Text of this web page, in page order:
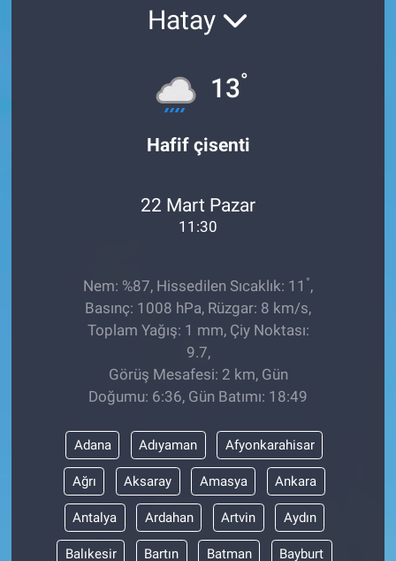
Hatay
13°
Hafif çisenti
22 Mart Pazar
11:30
Nem: %87, Hissedilen Sıcaklık: 11 °,
Basınç: 1008 hPa, Rüzgar: 8 km/s,
Toplam Yağış: 1 mm, Çiy Noktası:
9.7,
Görüş Mesafesi: 2 km, Gün
Doğumu: 6:36, Gün Batımı: 18:49
Adana Adıyaman Afyonkarahisar
Ağrı Aksaray Amasya Ankara
Antalya Ardahan Artvin Aydın
Balıkesir Bartın Batman Bayburt
Ege'den Esintiler
Gün Başlıyor
Gün Ortası
Gündem Özel
Günün görüntüsü
Haber